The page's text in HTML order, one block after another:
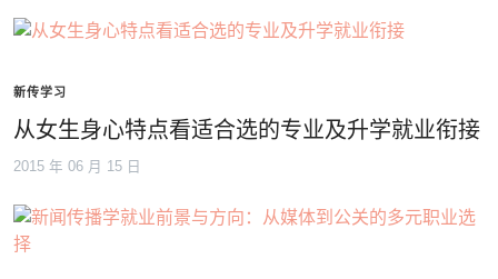
新传学习
从女生身心特点看适合选的专业及升学就业衔接
2015 年 06 月 15 日